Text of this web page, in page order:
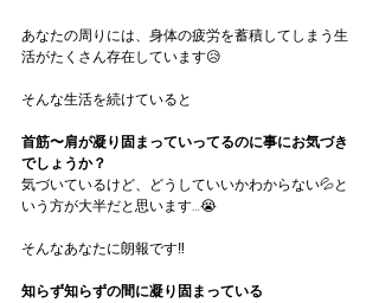
あなたの周りには、身体の疲労を蓄積してしまう生
活がたくさん存在しています😥
そんな生活を続けていると
首筋〜肩が凝り固まっていってるのに事にお気づき
でしょうか？
気づいているけど、どうしていいかわからない💦と
いう方が大半だと思います…😭
そんなあなたに朗報です‼️
知らず知らずの間に凝り固まっている